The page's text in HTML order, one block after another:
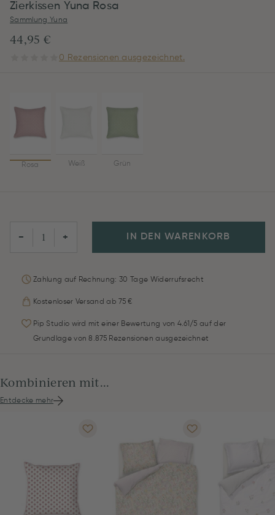
Zierkissen Yuna Rosa
Sammlung Yuna
44,95 €
0 Rezensionen ausgezeichnet.
Rosa Weiß Grün
− + IN DEN WARENKORB
Zahlung auf Rechnung: 30 Tage Widerrufsrecht
Kostenloser Versand ab 75 €
Pip Studio wird mit einer Bewertung von 4.61/5 auf der
Grundlage von 8.875 Rezensionen ausgezeichnet
Kombinieren mit...
Entdecke mehr